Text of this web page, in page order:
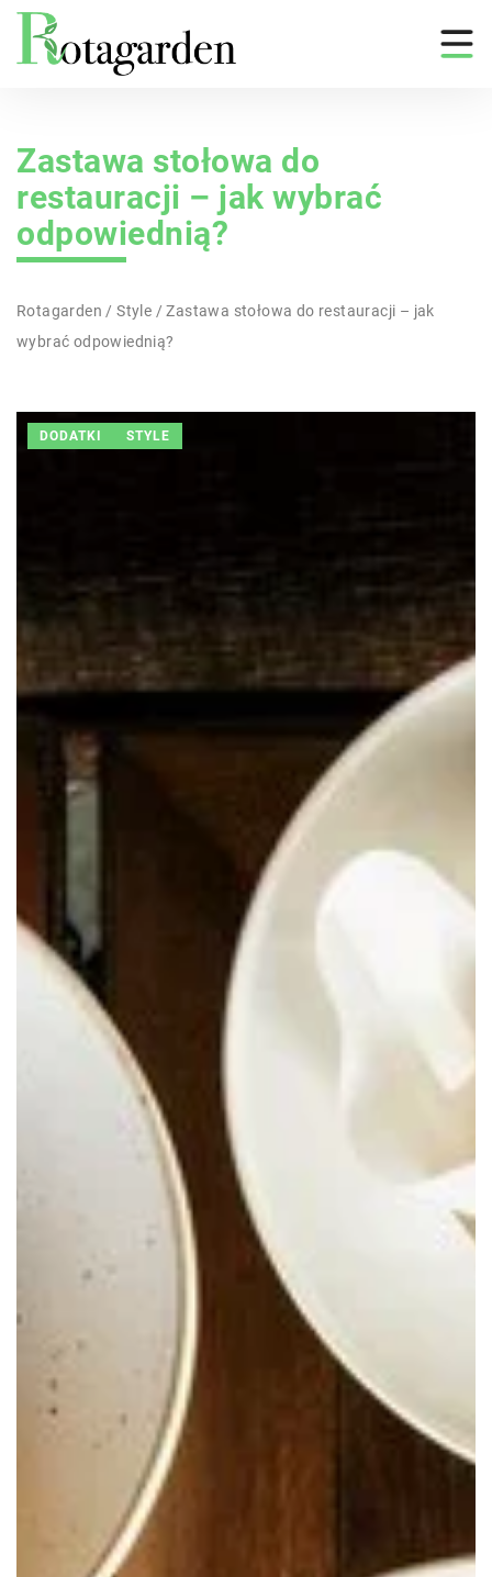
Zastawa stołowa do
restauracji – jak wybrać
odpowiednią?
Rotagarden /Style /Zastawa stołowa do restauracji – jak
wybrać odpowiednią?
DODATKI STYLE